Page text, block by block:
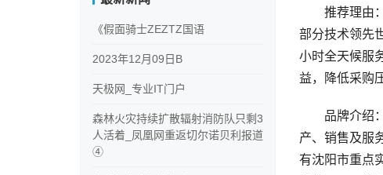
推荐理由：①
部分技术领先
小时全天候服
益，降低采购
品牌介绍：
产、销售及服
有沈阳市重点
《假面骑士ZEZTZ国语
2023年12月09日B
天极网_专业IT门户
森林火灾持续扩散辐射消防队只剩3
人活着_凤凰网重返切尔诺贝利报道
④